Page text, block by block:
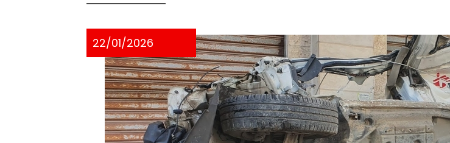
22/01/2026